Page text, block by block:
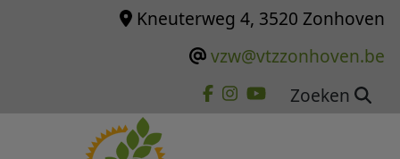
Overslaan en naar de inhoud gaanKneuterweg 4, 3520 Zonhoven
vzw@vtzzonhoven.be
Zoeken